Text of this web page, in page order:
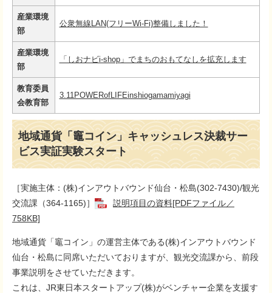
産業環境
部
公衆無線LAN(フリーWi-Fi)整備しました！
産業環境
部
「しおナビi-shop」でまちのおもてなしを拡充します
教育委員
会教育部
3.11POWERofLIFEinshiogamamiyagi
地域通貨「竈コイン」キャッシュレス決裁サー
ビス実証実験スタート
［実施主体：(株)インアウトバウンド仙台・松島(302-7430)/観光
交流課（364-1165)］
説明項目の資料[PDFファイル／
758KB]
地域通貨「竈コイン」の運営主体である(株)インアウトバウンド
仙台・松島に同席いただいておりますが、観光交流課から、前段
事業説明をさせていただきます。
これは、JR東日本スタートアップ(株)がベンチャー企業を支援す